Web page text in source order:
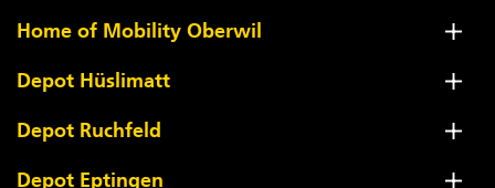
Home of Mobility Oberwil
Depot Hüslimatt
Depot Ruchfeld
Depot Eptingen